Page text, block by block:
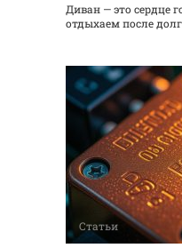
Диван — это сердце
отдыхаем после
Статьи